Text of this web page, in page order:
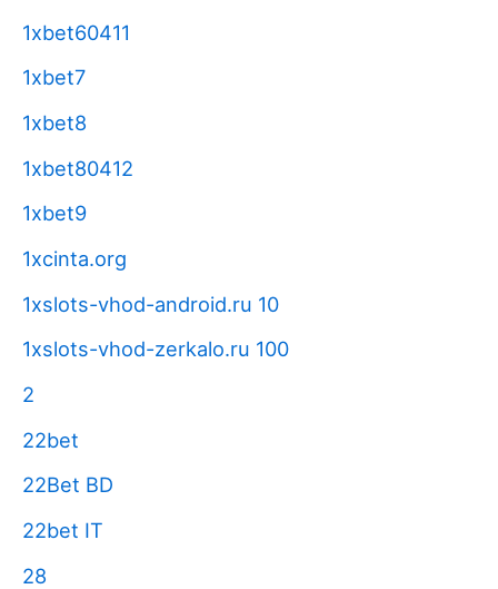
1xbet60411
1xbet7
1xbet8
1xbet80412
1xbet9
1xcinta.org
1xslots-vhod-android.ru 10
1xslots-vhod-zerkalo.ru 100
2
22bet
22Bet BD
22bet IT
28